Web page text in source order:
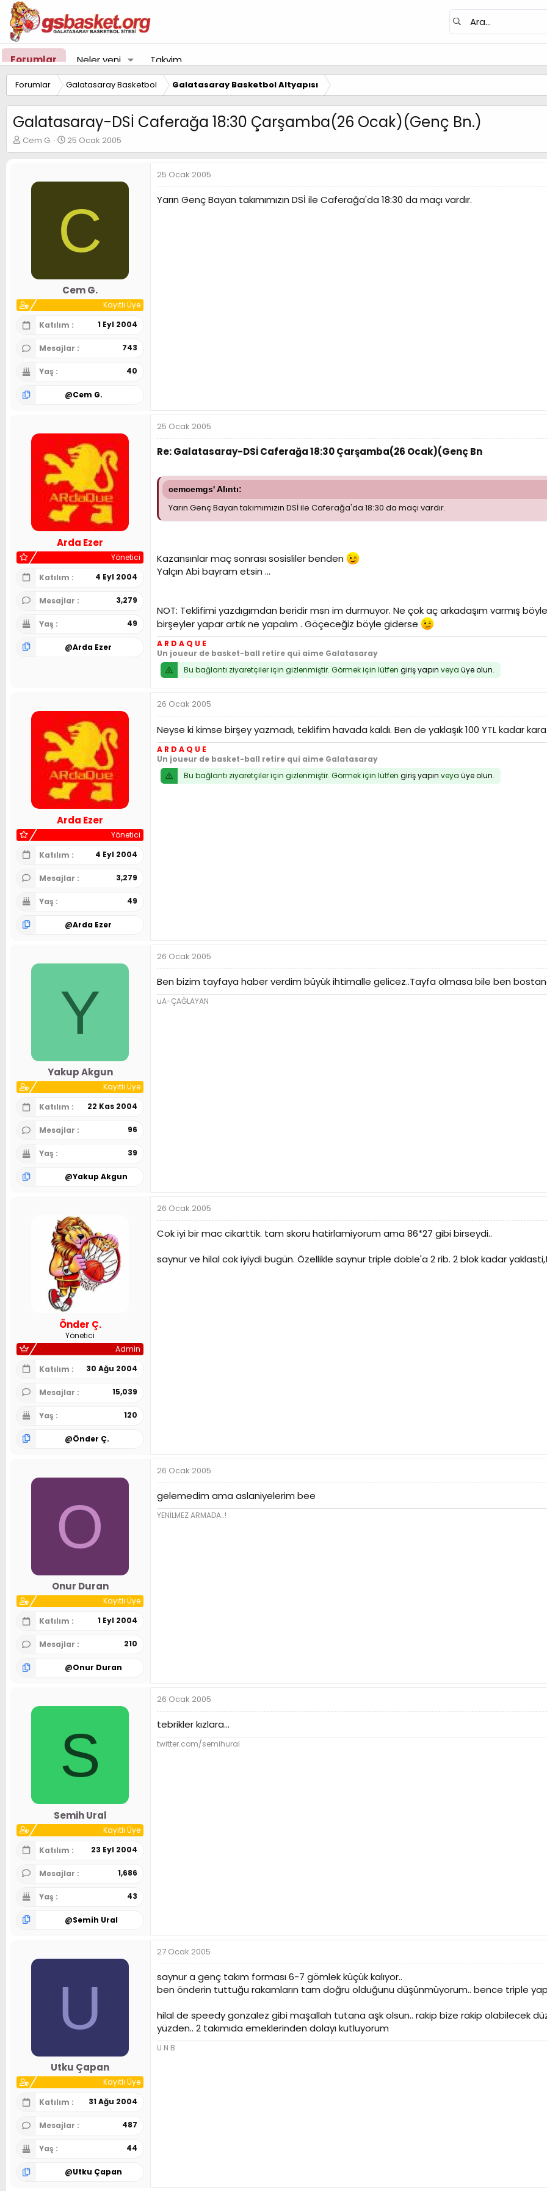
Forumlar Neler yeni Takvim
Forumlar Galatasaray Basketbol Galatasaray Basketbol Altyapısı
Galatasaray-DSİ Caferağa 18:30 Çarşamba(26 Ocak)(Genç Bn.)
K
o
Cem G.
B
a
a
ı
ç
t
a
h
i
25 Ocak 2005
C
Cem G.
Kayıtlı Üye
Katılım
1 Eyl 2004
Mesajlar 743
Yaş 40
@Cem G.
25 Ocak 2005
Yarın Genç Bayan takımımızın DSİ ile Caferağa'da 18:30 da maçı vardır.
Arda Ezer
Yönetici
Katılım
4 Eyl 2004
Mesajlar 3,279
Yaş 49
@Arda Ezer
25 Ocak 2005
Re: Galatasaray-DSİ Caferağa 18:30 Çarşamba(26 Ocak)(Genç Bn
cemcemgs' Alıntı:
Yarın Genç Bayan takımımızın DSİ ile Caferağa'da 18:30 da maçı vardır.
Kazansınlar maç sonrası sosisliler benden
Yalçın Abi bayram etsin ...
NOT: Teklifimi yazdıgımdan beridir msn im durmuyor. Ne çok aç arkadaşım varmış
birşeyler yapar artık ne yapalım . Göçeceğiz böyle giderse
A R D A Q U E
Un joueur de basket-ball retire qui aime Galatasaray
Bu bağlantı ziyaretçiler için gizlenmiştir. Görmek için lütfen giriş yapın veya üye olun.
Arda Ezer
Yönetici
Katılım
4 Eyl 2004
Mesajlar 3,279
Yaş 49
@Arda Ezer
26 Ocak 2005
Neyse ki kimse birşey yazmadı, teklifim havada kaldı. Ben de yaklaşık 100 YTL kadar
A R D A Q U E
Un joueur de basket-ball retire qui aime Galatasaray
Bu bağlantı ziyaretçiler için gizlenmiştir. Görmek için lütfen giriş yapın veya üye olun.
Y
Yakup Akgun
Kayıtlı Üye
Katılım
22 Kas 2004
Mesajlar 96
Yaş 39
@Yakup Akgun
26 Ocak 2005
Ben bizim tayfaya haber verdim büyük ihtimalle gelicez..Tayfa olmasa bile ben
uA-ÇAĞLAYAN
Önder Ç.
Yönetici
Admin
Katılım
30 Ağu 2004
Mesajlar 15,039
Yaş 120
@Önder Ç.
26 Ocak 2005
Cok iyi bir mac cikarttik. tam skoru hatirlamiyorum ama 86*27 gibi birseydi..
saynur ve hilal cok iyiydi bugün. Özellikle saynur triple doble'a 2 rib. 2 blok kadar
O
Onur Duran
Kayıtlı Üye
Katılım
1 Eyl 2004
Mesajlar 210
@Onur Duran
26 Ocak 2005
gelemedim ama aslaniyelerim bee
YENİLMEZ ARMADA..!
S
Semih Ural
Kayıtlı Üye
Katılım
23 Eyl 2004
Mesajlar 1,686
Yaş 43
@Semih Ural
26 Ocak 2005
tebrikler kızlara...
twitter.com/semihural
U
Utku Çapan
Kayıtlı Üye
Katılım
31 Ağu 2004
Mesajlar 487
Yaş 44
@Utku Çapan
27 Ocak 2005
saynur a genç takım forması 6-7 gömlek küçük kalıyor..
ben önderin tuttuğu rakamların tam doğru olduğunu düşünmüyorum.. bence triple
hilal de speedy gonzalez gibi maşallah tutana aşk olsun.. rakip bize rakip olabilecek
yüzden.. 2 takımıda emeklerinden dolayı kutluyorum
U N B